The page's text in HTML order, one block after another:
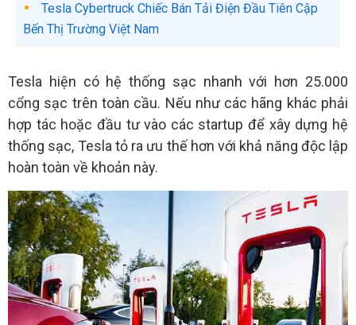
Tesla Cybertruck Chiếc Bán Tải Điện Đầu Tiên Cập
Bến Thị Trường Việt Nam
Tesla hiện có hệ thống sạc nhanh với hơn 25.000
cổng sạc trên toàn cầu. Nếu như các hãng khác phải
hợp tác hoặc đầu tư vào các startup để xây dựng hệ
thống sạc, Tesla tỏ ra ưu thế hơn với khả năng độc lập
hoàn toàn về khoản này.